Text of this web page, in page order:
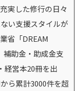
実した修行の日々
い支援スタイルが
省「DREAM
補助金・助成金支
経営本20冊を出
ら累計3000件を超